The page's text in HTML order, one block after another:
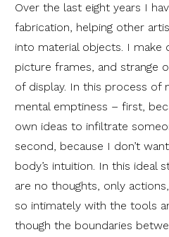
Over the last eight years I
fabrication, helping other
into material objects. I
picture frames, and strange
of display. In this process of
mental emptiness – first,
own ideas to infiltrate
second, because I don’t
body’s intuition. In this ideal
are no thoughts, only
so intimately with the tools
though the boundaries